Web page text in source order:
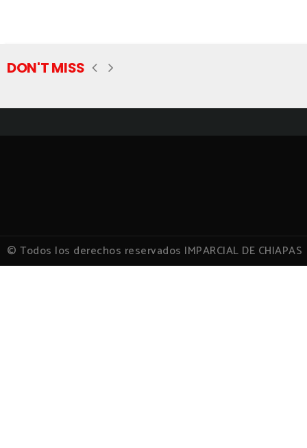
DON'T MISS
© Todos los derechos reservados IMPARCIAL DE CHIAPAS